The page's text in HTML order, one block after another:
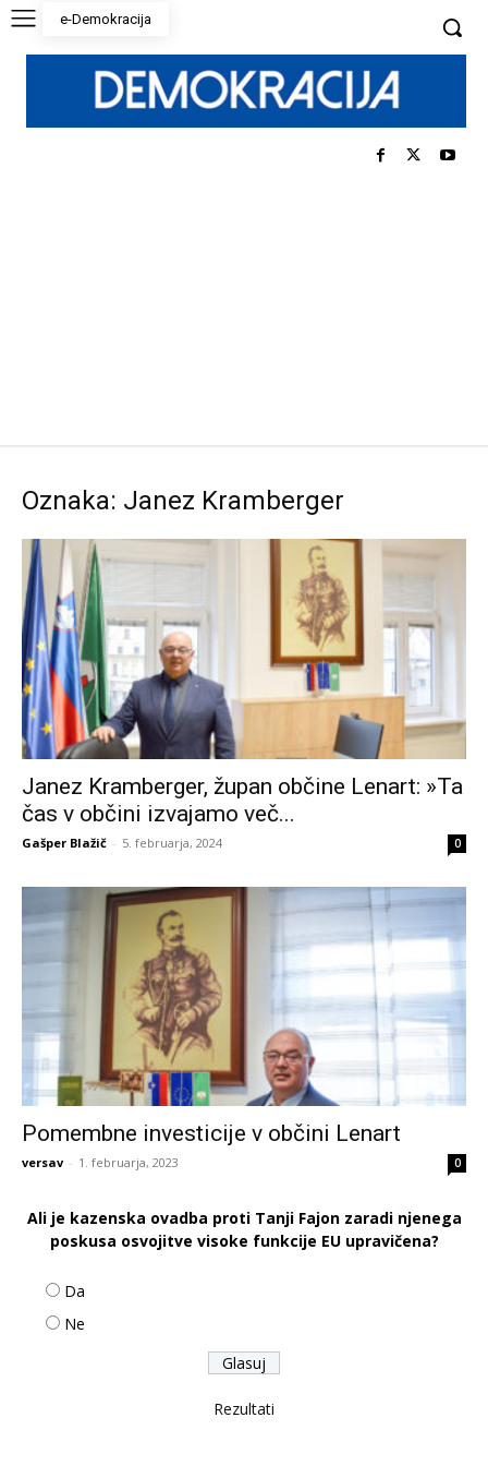
e-Demokracija
Oznaka: Janez Kramberger
Janez Kramberger, župan občine Lenart: »Ta
čas v občini izvajamo več...
Gašper Blažič - 5. februarja, 2024 0
Pomembne investicije v občini Lenart
versav - 1. februarja, 2023 0
Ali je kazenska ovadba proti Tanji Fajon zaradi njenega
poskusa osvojitve visoke funkcije EU upravičena?
Da
Ne
Rezultati